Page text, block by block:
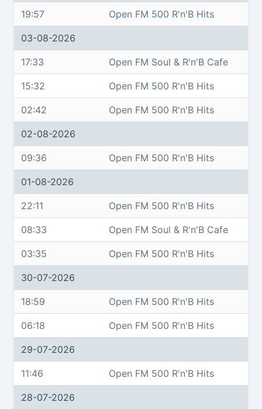
19:57 Open FM 500 R'n'B Hits
03-08-2026
17:33 Open FM Soul & R'n'B Cafe
15:32 Open FM 500 R'n'B Hits
02:42 Open FM 500 R'n'B Hits
02-08-2026
09:36 Open FM 500 R'n'B Hits
01-08-2026
22:11 Open FM 500 R'n'B Hits
08:33 Open FM Soul & R'n'B Cafe
03:35 Open FM 500 R'n'B Hits
30-07-2026
18:59 Open FM 500 R'n'B Hits
06:18 Open FM 500 R'n'B Hits
29-07-2026
11:46 Open FM 500 R'n'B Hits
28-07-2026